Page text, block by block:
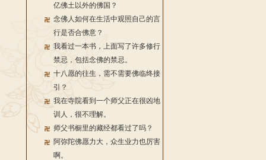
亿佛土以外的佛国？
念佛人如何在生活中观照自己的言
行是否合佛意？
我看过一本书，上面写了许多修行
禁忌，包括念佛的禁忌。
十八愿的往生，需不需要佛临终接
引？
我在寺院看到一个师父正在很凶地
训人，很不理解。
师父书橱里的藏经都看过了吗？
阿弥陀佛愿力大，众生业力也厉害
啊。